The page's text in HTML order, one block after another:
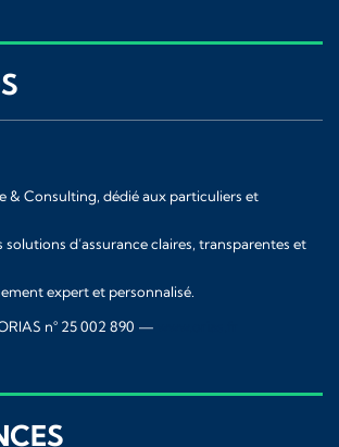
& Consulting, dédié aux particuliers et
d’assurance claires, transparentes et
expert et personnalisé.
n° 25 002 890 —